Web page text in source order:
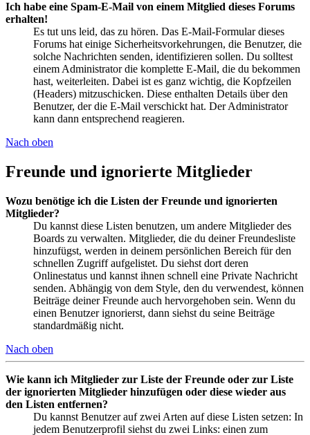
Ich habe eine Spam-E-Mail von einem Mitglied dieses Forums
erhalten!
Es tut uns leid, das zu hören. Das E-Mail-Formular dieses
Forums hat einige Sicherheitsvorkehrungen, die Benutzer, die
solche Nachrichten senden, identifizieren sollen. Du solltest
einem Administrator die komplette E-Mail, die du bekommen
hast, weiterleiten. Dabei ist es ganz wichtig, die Kopfzeilen
(Headers) mitzuschicken. Diese enthalten Details über den
Benutzer, der die E-Mail verschickt hat. Der Administrator
kann dann entsprechend reagieren.
Nach oben
Freunde und ignorierte Mitglieder
Wozu benötige ich die Listen der Freunde und ignorierten
Mitglieder?
Du kannst diese Listen benutzen, um andere Mitglieder des
Boards zu verwalten. Mitglieder, die du deiner Freundesliste
hinzufügst, werden in deinem persönlichen Bereich für den
schnellen Zugriff aufgelistet. Du siehst dort deren
Onlinestatus und kannst ihnen schnell eine Private Nachricht
senden. Abhängig von dem Style, den du verwendest, können
Beiträge deiner Freunde auch hervorgehoben sein. Wenn du
einen Benutzer ignorierst, dann siehst du seine Beiträge
standardmäßig nicht.
Nach oben
Wie kann ich Mitglieder zur Liste der Freunde oder zur Liste
der ignorierten Mitglieder hinzufügen oder diese wieder aus
den Listen entfernen?
Du kannst Benutzer auf zwei Arten auf diese Listen setzen: In
jedem Benutzerprofil siehst du zwei Links: einen zum